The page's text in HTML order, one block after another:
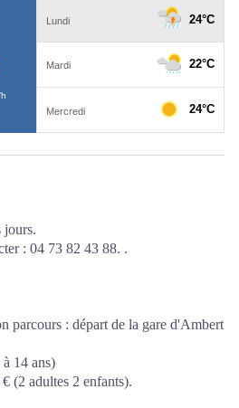
jours.
: 04 73 82 43 88. .
parcours : départ de la gare d'Ambert
14 ans)
(2 adultes 2 enfants).